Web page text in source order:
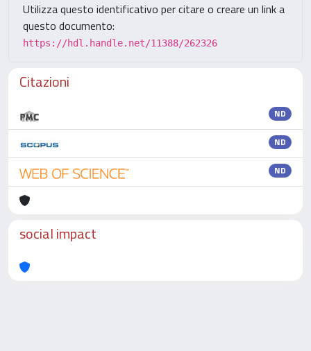
Utilizza questo identificativo per citare o creare un link a
questo documento:
https://hdl.handle.net/11388/262326
Citazioni
ND
ND
ND
social impact